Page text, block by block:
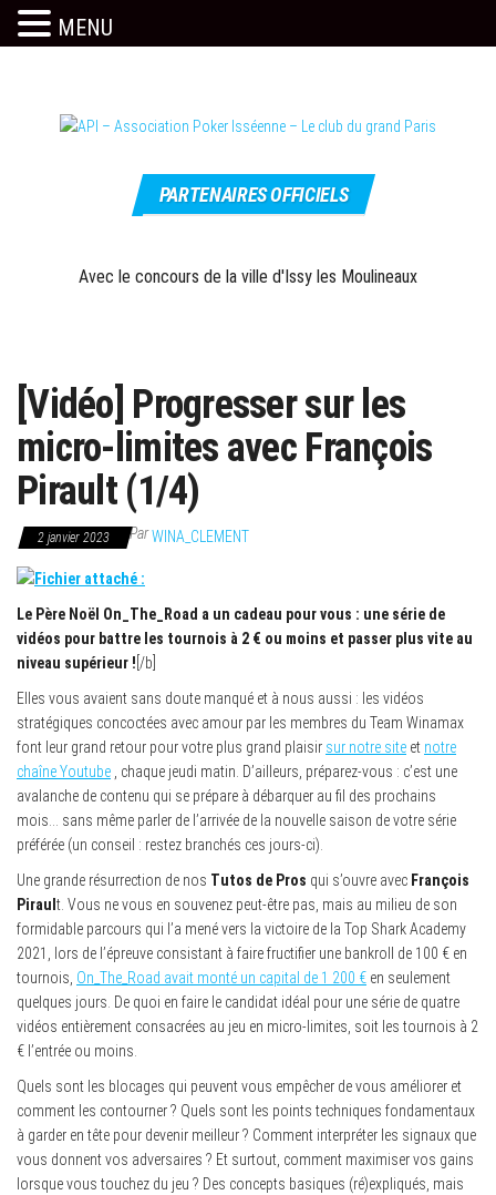
API –
Association
Isséenne –
officiel
PARTENAIRES OFFICIELS
Avec le concours de la ville d'Issy les Moulineaux
[Vidéo] Progresser sur les
micro-limites avec François
Pirault (1/4)
2 janvier 2023 ParWINA_CLEMENT
Le Père Noël On_The_Road a un cadeau pour vous : une série de
vidéos pour battre les tournois à 2 € ou moins et passer plus vite au
niveau supérieur ! [/b]
Elles vous avaient sans doute manqué et à nous aussi : les vidéos
stratégiques concoctées avec amour par les membres du Team Winamax
font leur grand retour pour votre plus grand plaisir sur notre site et notre
chaîne Youtube , chaque jeudi matin. D’ailleurs, préparez-vous : c’est une
avalanche de contenu qui se prépare à débarquer au fil des prochains
mois… sans même parler de l’arrivée de la nouvelle saison de votre série
préférée (un conseil : restez branchés ces jours-ci).
Une grande résurrection de nos Tutos de Pros qui s’ouvre avec François
Piraul t. Vous ne vous en souvenez peut-être pas, mais au milieu de son
formidable parcours qui l’a mené vers la victoire de la Top Shark Academy
2021, lors de l’épreuve consistant à faire fructifier une bankroll de 100 € en
tournois, On_The_Road avait monté un capital de 1 200 € en seulement
quelques jours. De quoi en faire le candidat idéal pour une série de quatre
vidéos entièrement consacrées au jeu en micro-limites, soit les tournois à 2
€ l’entrée ou moins.
Quels sont les blocages qui peuvent vous empêcher de vous améliorer et
comment les contourner ? Quels sont les points techniques fondamentaux
à garder en tête pour devenir meilleur ? Comment interpréter les signaux que
vous donnent vos adversaires ? Et surtout, comment maximiser vos gains
lorsque vous touchez du jeu ? Des concepts basiques (ré)expliqués, mais
MENU